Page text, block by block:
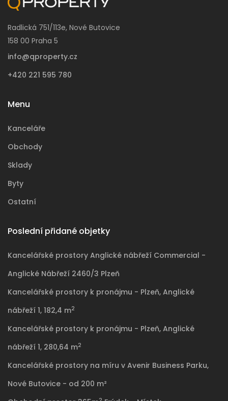
Radlická 751/113e, Nové Butovice
158 00 Praha 5
info@qproperty.cz
+420 221 595 780
Menu
Kanceláře
Obchody
Sklady
Byty
Ostatní
Poslední přidané objetky
Kancelářské prostory Anglické nábřeží Commercial -
Anglické Nábřeží 2460/3 Plzeň
Kancelářské prostory k pronájmu - Plzeň, Anglické
nábřeží 1, 182,4 m2
Kancelářské prostory k pronájmu - Plzeň, Anglické
nábřeží 1, 280,64 m2
Kancelářské prostory na míru v Avenir Business Parku,
Nové Butovice - od 200 m²